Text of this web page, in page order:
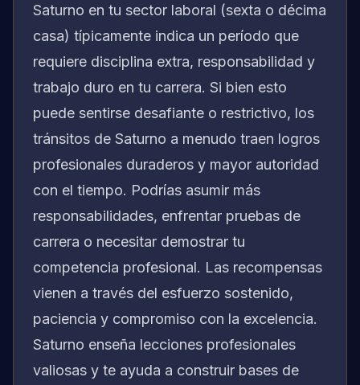
Saturno en tu sector laboral (sexta o décima
casa) típicamente indica un período que
requiere disciplina extra, responsabilidad y
trabajo duro en tu carrera. Si bien esto
puede sentirse desafiante o restrictivo, los
tránsitos de Saturno a menudo traen logros
profesionales duraderos y mayor autoridad
con el tiempo. Podrías asumir más
responsabilidades, enfrentar pruebas de
carrera o necesitar demostrar tu
competencia profesional. Las recompensas
vienen a través del esfuerzo sostenido,
paciencia y compromiso con la excelencia.
Saturno enseña lecciones profesionales
valiosas y te ayuda a construir bases de